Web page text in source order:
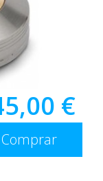
€
Comprar